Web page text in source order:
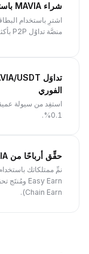
شراء MAVIA باستخدام العملات النقدية
اشترِ باستخدام
منصَّة تداوُل P2P بأكثر من 60 عملة.
الفوري
استفِد من سيولة
0.1%.
حقِّق أرباحًا من MAVIA
نمِّ ممتلكاتك
Chain Earn).